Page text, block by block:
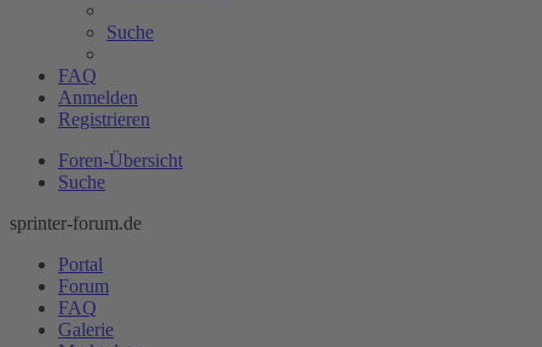
Suche
FAQ
Anmelden
Registrieren
Foren-Übersicht
Suche
sprinter-forum.de
Portal
Forum
FAQ
Galerie